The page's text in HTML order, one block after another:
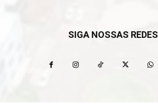
SIGA NOSSAS REDES